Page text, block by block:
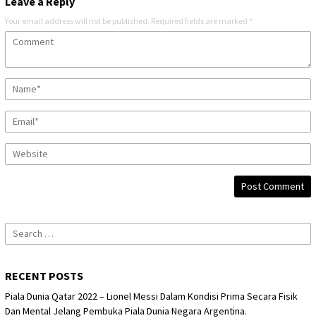
Your email address will not be published. Required fields are marked *
Search
for:
RECENT POSTS
Piala Dunia Qatar 2022 – Lionel Messi Dalam Kondisi Prima Secara Fisik
Dan Mental Jelang Pembuka Piala Dunia Negara Argentina.